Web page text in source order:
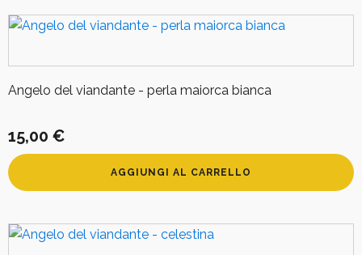
Angelo del viandante - perla maiorca bianca
15,00 €
AGGIUNGI AL CARRELLO